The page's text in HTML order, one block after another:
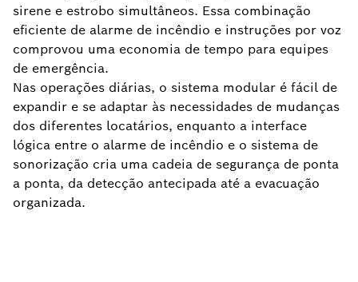
sirene e estrobo simultâneos. Essa combinação
eficiente de alarme de incêndio e instruções por voz
comprovou uma economia de tempo para equipes
de emergência.
Nas operações diárias, o sistema modular é fácil de
expandir e se adaptar às necessidades de mudanças
dos diferentes locatários, enquanto a interface
lógica entre o alarme de incêndio e o sistema de
sonorização cria uma cadeia de segurança de ponta
a ponta, da detecção antecipada até a evacuação
organizada.